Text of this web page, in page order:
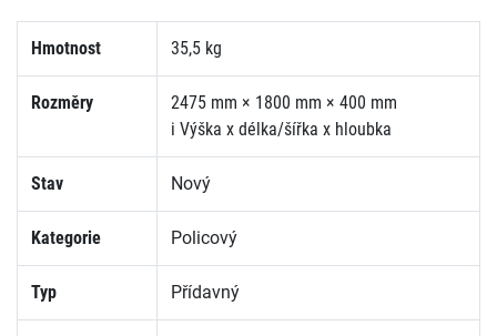
Hmotnost 35,5 kg
Rozměry
2475 mm × 1800 mm × 400 mm
i Výška x délka/šířka x hloubka
Stav Nový
Kategorie Policový
Typ Přídavný